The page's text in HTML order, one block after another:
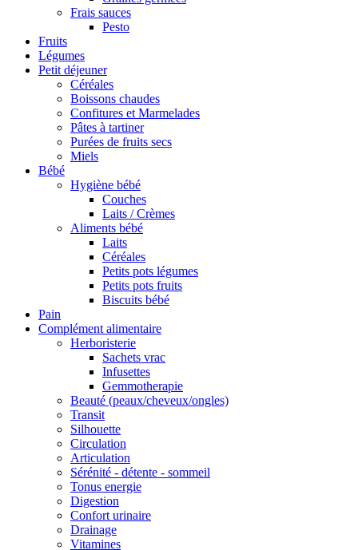
Frais sauces
Pesto
Fruits
Légumes
Petit déjeuner
Céréales
Boissons chaudes
Confitures et Marmelades
Pâtes à tartiner
Purées de fruits secs
Miels
Bébé
Hygiène bébé
Couches
Laits / Crèmes
Aliments bébé
Laits
Céréales
Petits pots légumes
Petits pots fruits
Biscuits bébé
Pain
Complément alimentaire
Herboristerie
Sachets vrac
Infusettes
Gemmotherapie
Beauté (peaux/cheveux/ongles)
Transit
Silhouette
Circulation
Articulation
Sérénité - détente - sommeil
Tonus energie
Digestion
Confort urinaire
Drainage
Vitamines